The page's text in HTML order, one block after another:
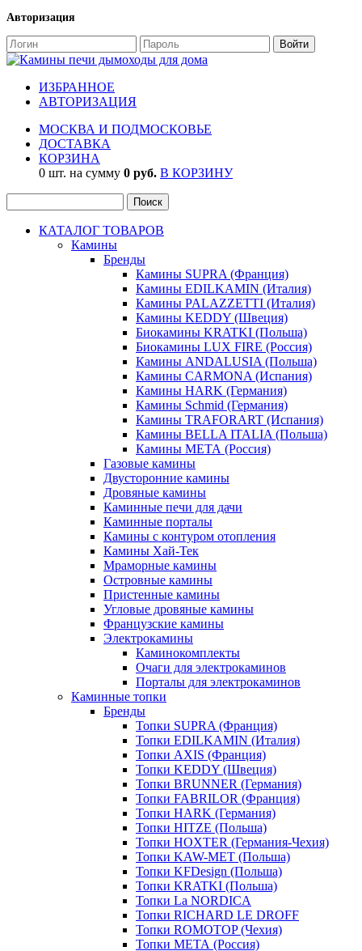
Авторизация
ИЗБРАННОЕ
АВТОРИЗАЦИЯ
МОСКВА И ПОДМОСКОВЬЕ
ДОСТАВКА
КОРЗИНА
0 шт. на сумму 0 руб. В КОРЗИНУ
КАТАЛОГ ТОВАРОВ
Камины
Бренды
Камины SUPRA (Франция)
Камины EDILKAMIN (Италия)
Камины PALAZZETTI (Италия)
Камины KEDDY (Швеция)
Биокамины KRATKI (Польша)
Биокамины LUX FIRE (Россия)
Камины ANDALUSIA (Польша)
Камины CARMONA (Испания)
Камины HARK (Германия)
Камины Schmid (Германия)
Камины TRAFORART (Испания)
Камины BELLA ITALIA (Польша)
Камины МЕТА (Россия)
Газовые камины
Двусторонние камины
Дровяные камины
Каминные печи для дачи
Каминные порталы
Камины с контуром отопления
Камины Хай-Тек
Мраморные камины
Островные камины
Пристенные камины
Угловые дровяные камины
Французские камины
Электрокамины
Каминокомплекты
Очаги для электрокаминов
Порталы для электрокаминов
Каминные топки
Бренды
Топки SUPRA (Франция)
Топки EDILKAMIN (Италия)
Топки AXIS (Франция)
Топки KEDDY (Швеция)
Топки BRUNNER (Германия)
Топки FABRILOR (Франция)
Топки HARK (Германия)
Топки HITZE (Польша)
Топки HOXTER (Германия-Чехия)
Топки KAW-MET (Польша)
Топки KFDesign (Польша)
Топки KRATKI (Польша)
Топки La NORDICA
Топки RICHARD LE DROFF
Топки ROMOTOP (Чехия)
Топки МЕТА (Россия)